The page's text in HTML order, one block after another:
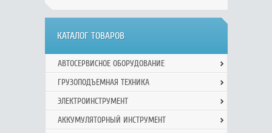
КАТАЛОГ ТОВАРОВ
АВТОСЕРВИСНОЕ ОБОРУДОВАНИЕ
ГРУЗОПОДЪЕМНАЯ ТЕХНИКА
ЭЛЕКТРОИНСТРУМЕНТ
АККУМУЛЯТОРНЫЙ ИНСТРУМЕНТ